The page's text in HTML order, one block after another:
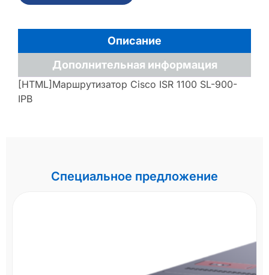
Описание
Дополнительная информация
[HTML]Маршрутизатор Cisco ISR 1100 SL-900-
IPB
Специальное предложение